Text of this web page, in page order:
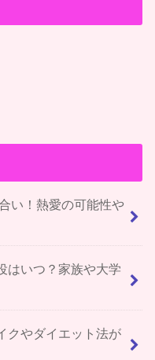
い！熱愛の可能性や
はいつ？家族や大学
クやダイエット法が